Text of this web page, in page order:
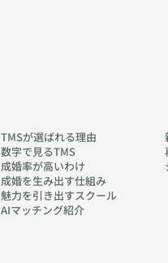
TMSが選ばれる理由
数字で見るTMS
成婚率が高いわけ
成婚を生み出す仕組み
魅力を引き出すスクール
AIマッチング紹介